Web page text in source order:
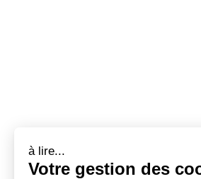
à lire...
Votre gestion des